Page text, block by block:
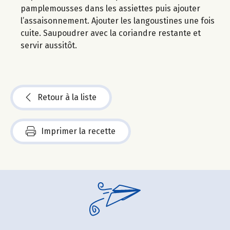
pamplemousses dans les assiettes puis ajouter
l’assaisonnement. Ajouter les langoustines une fois
cuite. Saupoudrer avec la coriandre restante et
servir aussitôt.
Retour à la liste
Imprimer la recette